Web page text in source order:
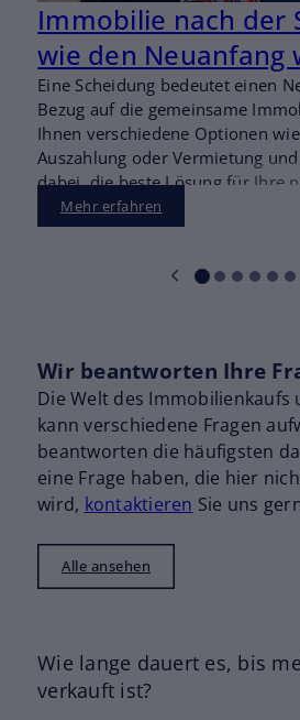
Immobilie nach der
wie den Neuanfang
Eine Scheidung bedeutet einen
Bezug auf die gemeinsame
Ihnen verschiedene Optionen
Auszahlung oder Vermietung
dabei, die beste Lösung für Ihre
Lebenssituation zu finden.
Mehr erfahren
Wir beantworten Ihre
Die Welt des Immobilienkaufs
kann verschiedene Fragen
beantworten die häufigsten
eine Frage haben, die hier
wird, kontaktieren Sie uns
Alle ansehen
Wie lange dauert es, bis
verkauft ist?